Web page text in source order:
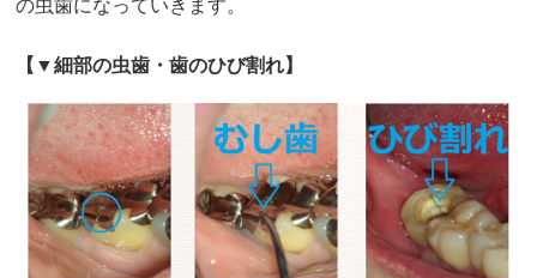
の虫歯になっていきます。
【▼細部の虫歯・歯のひび割れ】